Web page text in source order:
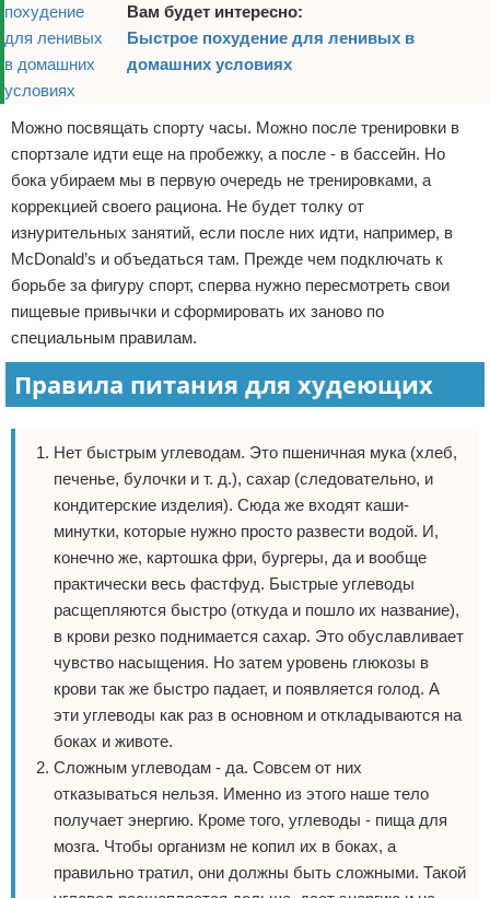
Вам будет интересно:
Быстрое похудение для ленивых в
домашних условиях
Можно посвящать спорту часы. Можно после тренировки в
спортзале идти еще на пробежку, а после - в бассейн. Но
бока убираем мы в первую очередь не тренировками, а
коррекцией своего рациона. Не будет толку от
изнурительных занятий, если после них идти, например, в
McDonald’s и объедаться там. Прежде чем подключать к
борьбе за фигуру спорт, сперва нужно пересмотреть свои
пищевые привычки и сформировать их заново по
специальным правилам.
Правила питания для худеющих
Нет быстрым углеводам. Это пшеничная мука (хлеб,
печенье, булочки и т. д.), сахар (следовательно, и
кондитерские изделия). Сюда же входят каши-
минутки, которые нужно просто развести водой. И,
конечно же, картошка фри, бургеры, да и вообще
практически весь фастфуд. Быстрые углеводы
расщепляются быстро (откуда и пошло их название),
в крови резко поднимается сахар. Это обуславливает
чувство насыщения. Но затем уровень глюкозы в
крови так же быстро падает, и появляется голод. А
эти углеводы как раз в основном и откладываются на
боках и животе.
Сложным углеводам - да. Совсем от них
отказываться нельзя. Именно из этого наше тело
получает энергию. Кроме того, углеводы - пища для
мозга. Чтобы организм не копил их в боках, а
правильно тратил, они должны быть сложными. Такой